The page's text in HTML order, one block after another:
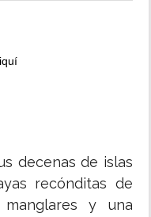
decenas de islas
recónditas de
y una